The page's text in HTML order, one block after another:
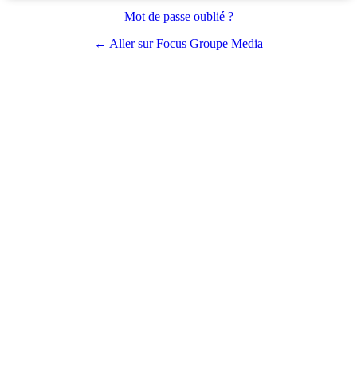
Mot de passe oublié ?
← Aller sur Focus Groupe Media